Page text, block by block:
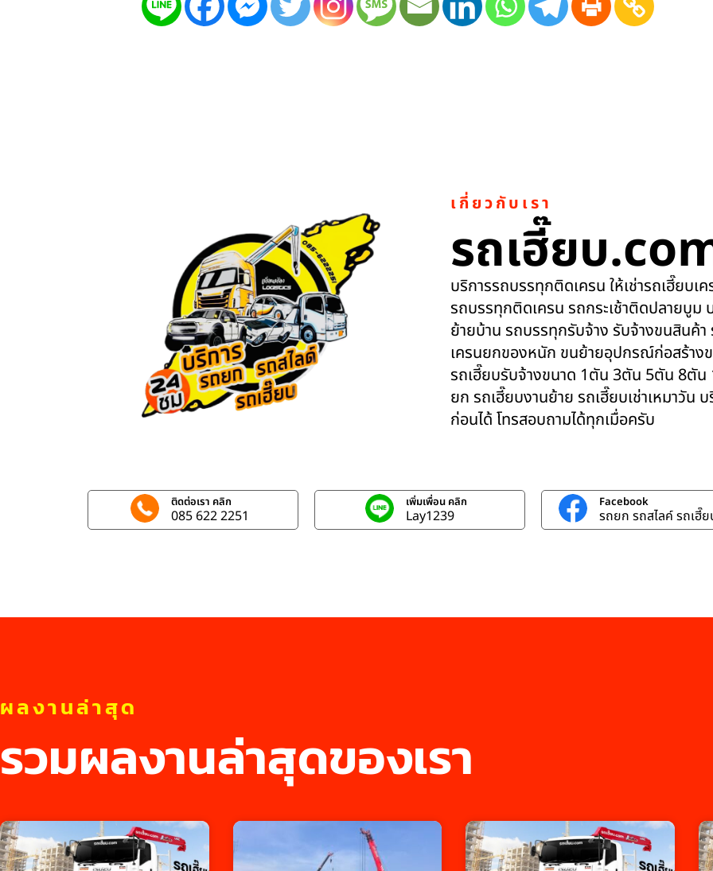
เกี่ยวกับเรา
รถเฮี๊ยบ
บริการรถบรรทุกติดเครน ให้เช่ารถเฮี๊ยบเ
รถบรรทุกติดเครน รถกระเช้าติดปลายบู
ย้ายบ้าน รถบรรทุกรับจ้าง รับจ้างขนสินค้
เครนยกของหนัก ขนย้ายอุปกรณ์ก่อสร้าง
รถเฮี๊ยบรับจ้างขนาด 1ตัน 3ตัน 5ตัน 8ตั
ยก รถเฮี๊ยบงานย้าย รถเฮี๊ยบเช่าเหมาวัน
ก่อนได้ โทรสอบถามได้ทุกเมื่อครับ
ติดต่อเรา คลิก
085 622 2251
เพิ่มเพื่อน คลิก
Lay1239
Facebook
รถยก รถสไลค์ รถเฮี๊ย
ผลงานล่าสุด
รวมผลงานล่าสุดของเรา